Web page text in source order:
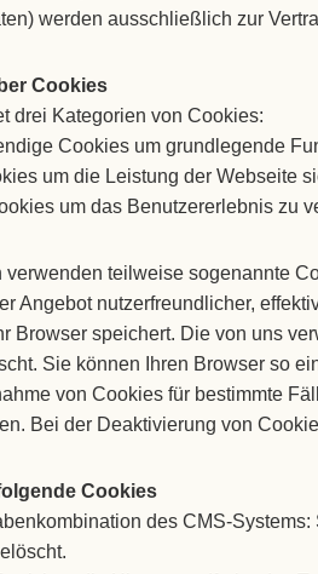
werden ausschließlich zur
Cookies
drei Kategorien von Cookies:
Cookies um grundlegende
um die Leistung der Webseite
um das Benutzererlebnis zu
verwenden teilweise sogenannte
Angebot nutzerfreundlicher,
Browser speichert. Die von uns
Sie können Ihren Browser so
von Cookies für bestimmte
Bei der Deaktivierung von
Cookies
des CMS-